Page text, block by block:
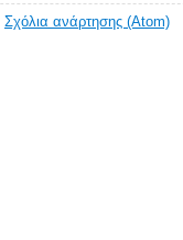
Σχόλια ανάρτησης (Atom)